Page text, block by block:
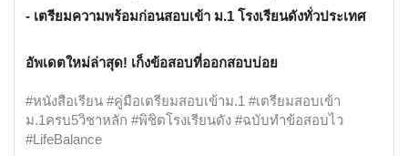
- เตรียมความพร้อมก่อนสอบเข้า ม.1 โรงเรียนดังทั่วประเทศ
อัพเดตใหม่ล่าสุด! เก็งข้อสอบที่ออกสอบบ่อย
#หนังสือเรียน #คู่มือเตรียมสอบเข้าม.1 #เตรียมสอบเข้า
ม.1ครบ5วิชาหลัก #พิชิตโรงเรียนดัง #ฉบับทำข้อสอบไว
#LifeBalance